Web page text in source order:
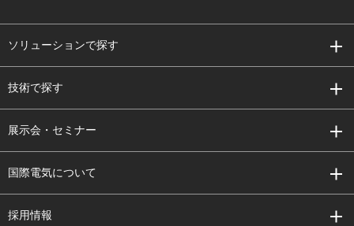
ソリューションで探す
技術で探す
展示会・セミナー
国際電気について
採用情報